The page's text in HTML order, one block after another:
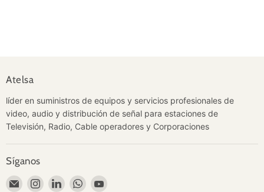
Atelsa
líder en suministros de equipos y servicios profesionales de
video, audio y distribución de señal para estaciones de
Televisión, Radio, Cable operadores y Corporaciones
Síganos
Encuéntrenos
Encuéntrenos
Encuéntrenos
Encuéntrenos
Encuéntrenos